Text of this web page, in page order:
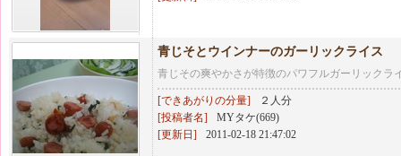
青じそとウインナーのガーリックライス
青じその爽やかさが特徴のパワフルガーリックラ
[できあがりの分量]
２人分
[投稿者名]
MYタケ(669)
[更新日]
2011-02-18 21:47:02